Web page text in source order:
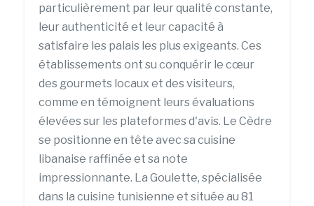
particulièrement par leur qualité constante,
leur authenticité et leur capacité à
satisfaire les palais les plus exigeants. Ces
établissements ont su conquérir le cœur
des gourmets locaux et des visiteurs,
comme en témoignent leurs évaluations
élevées sur les plateformes d'avis. Le Cèdre
se positionne en tête avec sa cuisine
libanaise raffinée et sa note
impressionnante. La Goulette, spécialisée
dans la cuisine tunisienne et située au 81